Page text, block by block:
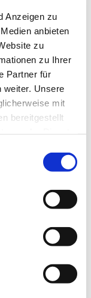
Anzeigen zu
anbieten
zu
zu Ihrer
Partner für
weiter. Unsere
mit
bereitgestellt